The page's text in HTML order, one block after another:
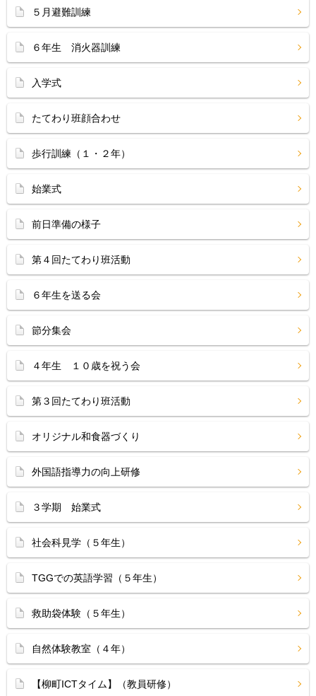
５月避難訓練
６年生 消火器訓練
入学式
たてわり班顔合わせ
歩行訓練（１・２年）
始業式
前日準備の様子
第４回たてわり班活動
６年生を送る会
節分集会
４年生 １０歳を祝う会
第３回たてわり班活動
オリジナル和食器づくり
外国語指導力の向上研修
３学期 始業式
社会科見学（５年生）
TGGでの英語学習（５年生）
救助袋体験（５年生）
自然体験教室（４年）
【柳町ICTタイム】（教員研修）